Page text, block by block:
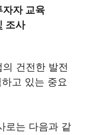
자자 교육
조사
건전한 발전
고 있는 중요
로는 다음과 같